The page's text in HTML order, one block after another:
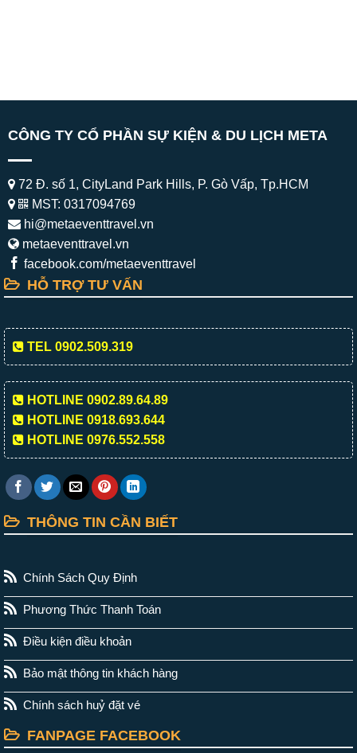
CÔNG TY CỔ PHẦN SỰ KIỆN & DU LỊCH META
72 Đ. số 1, CityLand Park Hills, P. Gò Vấp, Tp.HCM
MST: 0317094769
hi@metaeventtravel.vn
metaeventtravel.vn
facebook.com/metaeventtravel
HỖ TRỢ TƯ VẤN
TEL 0902.509.319
HOTLINE 0902.89.64.89
HOTLINE 0918.693.644
HOTLINE 0976.552.558
THÔNG TIN CẦN BIẾT
Chính Sách Quy Định
Phương Thức Thanh Toán
Điều kiện điều khoản
Bảo mật thông tin khách hàng
Chính sách huỷ đặt vé
FANPAGE FACEBOOK